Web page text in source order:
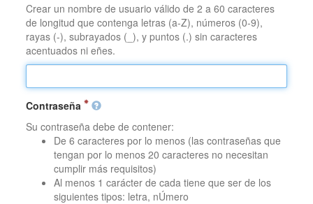
Crear un nombre de usuario válido de 2 a 60 caracteres
de longitud que contenga letras (a-Z), números (0-9),
rayas (-), subrayados (_), y puntos (.) sin caracteres
acentuados ni eñes.
Contraseña
Su contraseña debe de contener:
De 6 caracteres por lo menos (las contraseñas que
tengan por lo menos 20 caracteres no necesitan
cumplir más requisitos)
Al menos 1 carácter de cada tiene que ser de los
siguientes tipos: letra, nÚmero